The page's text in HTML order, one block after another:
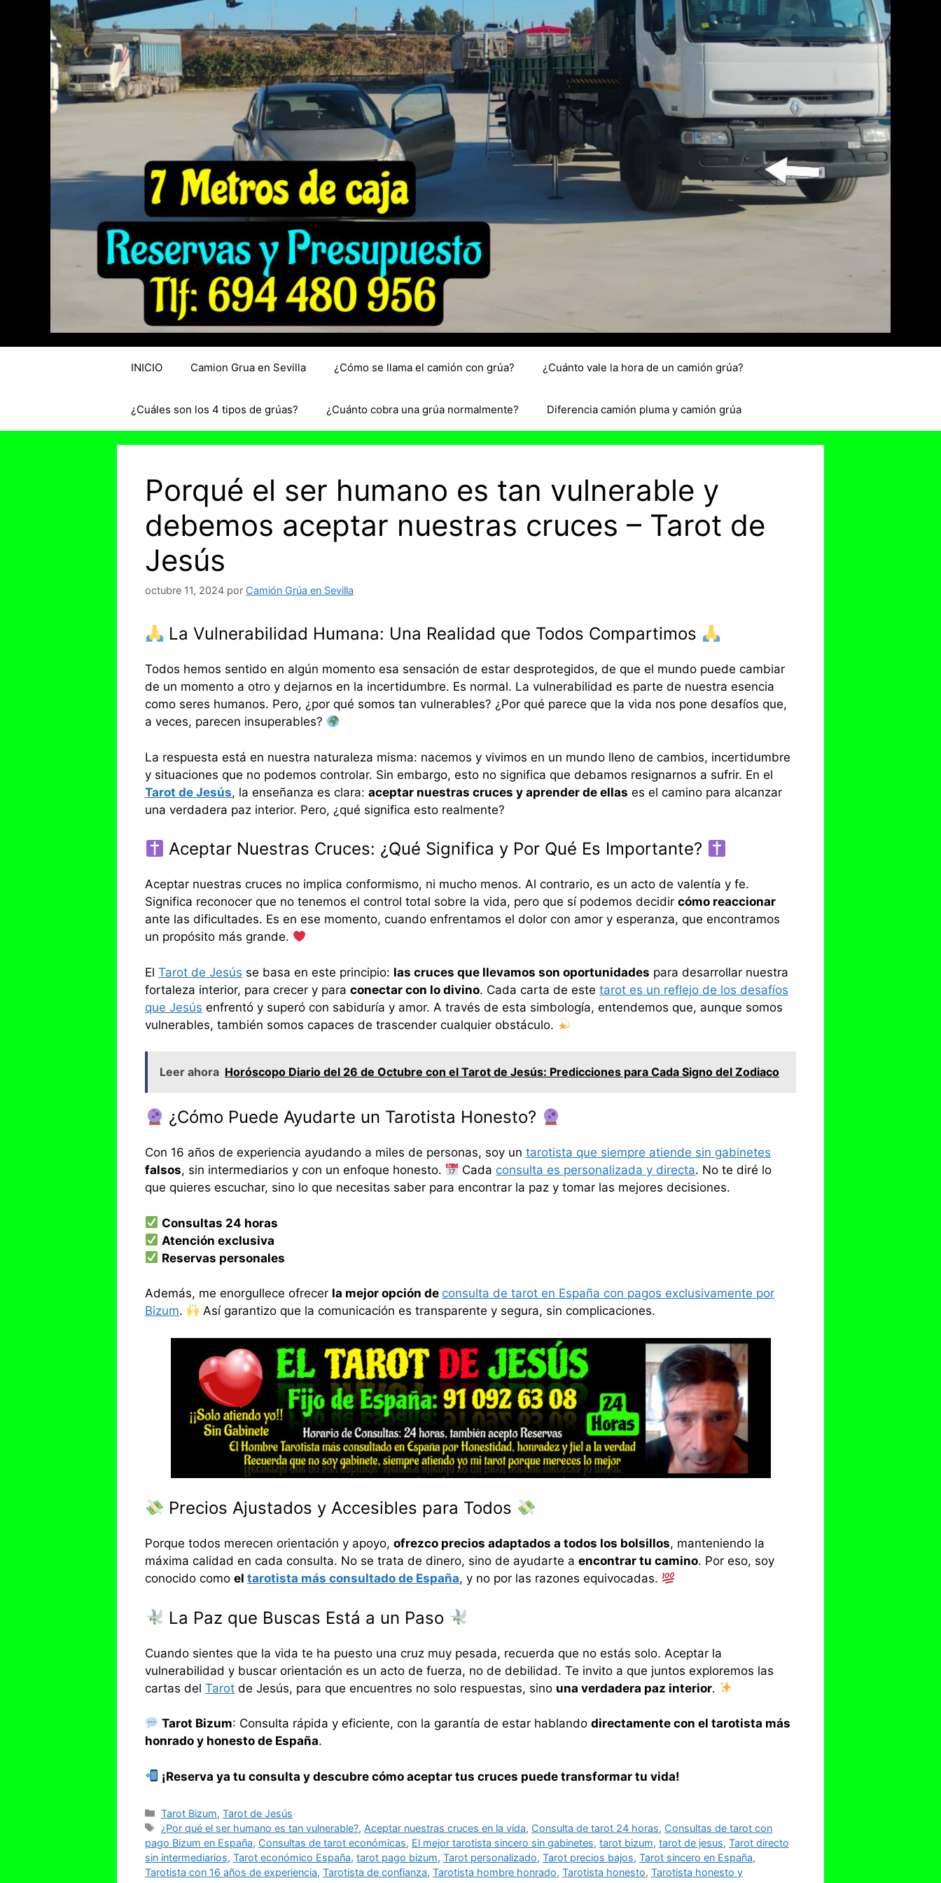
INICIO Camion Grua en Sevilla ¿Cómo se llama el camión con grúa? ¿Cuánto vale la hora de un camión grúa?
¿Cuáles son los 4 tipos de grúas? ¿Cuánto cobra una grúa normalmente? Diferencia camión pluma y camión grúa
Porqué el ser humano es tan vulnerable y
debemos aceptar nuestras cruces – Tarot de
Jesús
octubre 11, 2024 por Camión Grúa en Sevilla
La Vulnerabilidad Humana: Una Realidad que Todos Compartimos
Todos hemos sentido en algún momento esa sensación de estar desprotegidos, de que el mundo puede cambiar
de un momento a otro y dejarnos en la incertidumbre. Es normal. La vulnerabilidad es parte de nuestra esencia
como seres humanos. Pero, ¿por qué somos tan vulnerables? ¿Por qué parece que la vida nos pone desafíos que,
a veces, parecen insuperables?
La respuesta está en nuestra naturaleza misma: nacemos y vivimos en un mundo lleno de cambios, incertidumbre
y situaciones que no podemos controlar. Sin embargo, esto no significa que debamos resignarnos a sufrir. En el
Tarot de Jesús, la enseñanza es clara: aceptar nuestras cruces y aprender de ellas es el camino para alcanzar
una verdadera paz interior. Pero, ¿qué significa esto realmente?
Aceptar Nuestras Cruces: ¿Qué Significa y Por Qué Es Importante?
Aceptar nuestras cruces no implica conformismo, ni mucho menos. Al contrario, es un acto de valentía y fe.
Significa reconocer que no tenemos el control total sobre la vida, pero que sí podemos decidir cómo reaccionar
ante las dificultades. Es en ese momento, cuando enfrentamos el dolor con amor y esperanza, que encontramos
un propósito más grande.
El Tarot de Jesús se basa en este principio: las cruces que llevamos son oportunidades para desarrollar nuestra
fortaleza interior, para crecer y para conectar con lo divino. Cada carta de este tarot es un reflejo de los desafíos
que Jesús enfrentó y superó con sabiduría y amor. A través de esta simbología, entendemos que, aunque somos
vulnerables, también somos capaces de trascender cualquier obstáculo.
Leer ahora Horóscopo Diario del 26 de Octubre con el Tarot de Jesús: Predicciones para Cada Signo del Zodiaco
¿Cómo Puede Ayudarte un Tarotista Honesto?
Con 16 años de experiencia ayudando a miles de personas, soy un tarotista que siempre atiende sin gabinetes
falsos, sin intermediarios y con un enfoque honesto. Cada consulta es personalizada y directa. No te diré lo
que quieres escuchar, sino lo que necesitas saber para encontrar la paz y tomar las mejores decisiones.
Consultas 24 horas
Atención exclusiva
Reservas personales
Además, me enorgullece ofrecer la mejor opción de consulta de tarot en España con pagos exclusivamente por
Bizum. Así garantizo que la comunicación es transparente y segura, sin complicaciones.
Precios Ajustados y Accesibles para Todos
Porque todos merecen orientación y apoyo, ofrezco precios adaptados a todos los bolsillos, manteniendo la
máxima calidad en cada consulta. No se trata de dinero, sino de ayudarte a encontrar tu camino. Por eso, soy
conocido como el tarotista más consultado de España, y no por las razones equivocadas.
La Paz que Buscas Está a un Paso
Cuando sientes que la vida te ha puesto una cruz muy pesada, recuerda que no estás solo. Aceptar la
vulnerabilidad y buscar orientación es un acto de fuerza, no de debilidad. Te invito a que juntos exploremos las
cartas del Tarot de Jesús, para que encuentres no solo respuestas, sino una verdadera paz interior.
Tarot Bizum: Consulta rápida y eficiente, con la garantía de estar hablandodirectamente con el tarotista más
honrado y honesto de España.
¡Reserva ya tu consulta y descubre cómo aceptar tus cruces puede transformar tu vida!
Categorías
Tarot Bizum,Tarot de Jesús
Etiquetas
¿Por qué el ser humano es tan vulnerable?, Aceptar nuestras cruces en la vida, Consulta de tarot 24 horas, Consultas de tarot con
pago Bizum en España, Consultas de tarot económicas, El mejor tarotista sincero sin gabinetes, tarot bizum, tarot de jesus, Tarot directo
sin intermediarios, Tarot económico España, tarot pago bizum, Tarot personalizado, Tarot precios bajos, Tarot sincero en España,
Tarotista con 16 años de experiencia, Tarotista de confianza, Tarotista hombre honrado, Tarotista honesto, Tarotista honesto y